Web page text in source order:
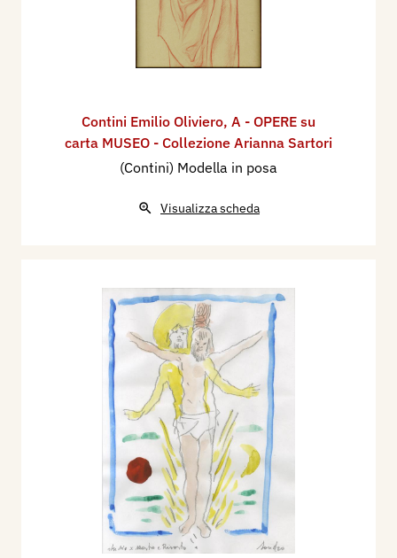
Contini Emilio Oliviero, A - OPERE su
carta MUSEO - Collezione Arianna Sartori
(Contini) Modella in posa
Visualizza scheda